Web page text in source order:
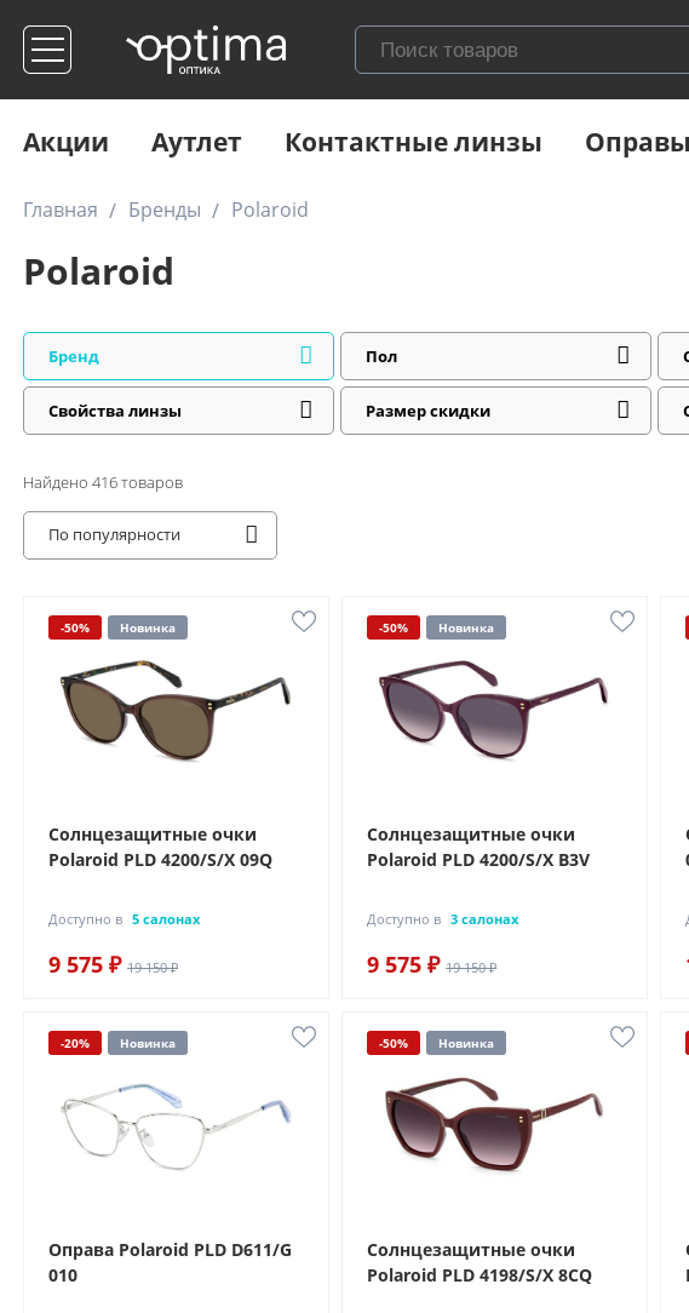
Акции Аутлет Контактные линзы Оправы
Главная Бренды Polaroid
Polaroid
Бренд Пол
Свойства линзы Размер скидки
Найдено 416товаров
По популярности
-50% Новинка
Солнцезащитные очки
Polaroid PLD 4200/S/X 09Q
Доступно в 5 салонах
9 575 ₽ 19 150 ₽
-50% Новинка
Солнцезащитные очки
Polaroid PLD 4200/S/X B3V
Доступно в 3 салонах
9 575 ₽ 19 150 ₽
-20% Новинка
Оправа Polaroid PLD D611/G
010
-50% Новинка
Солнцезащитные очки
Polaroid PLD 4198/S/X 8CQ